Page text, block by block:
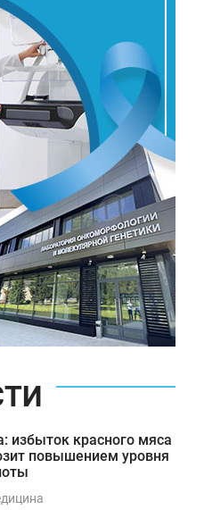
избыток красного мяса
повышением уровня